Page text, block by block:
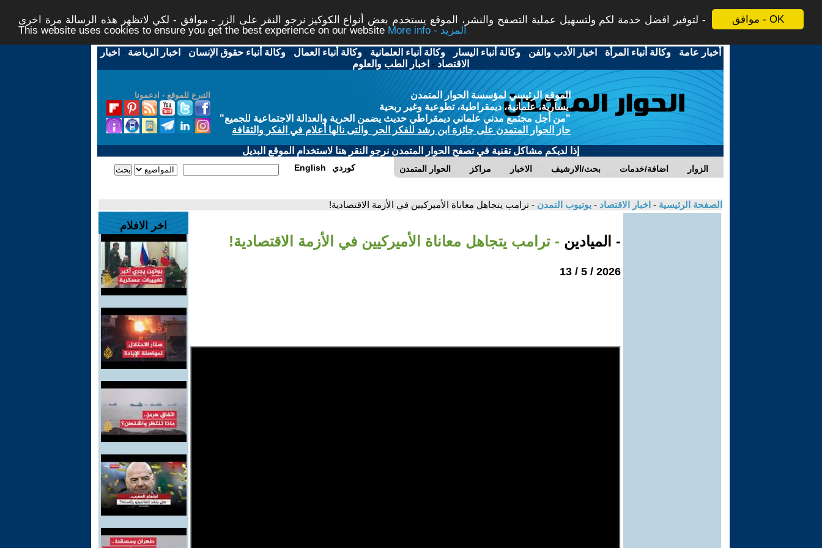
موافق - OK
لتوفير افضل خدمة لكم ولتسهيل عملية التصفح والنشر، الموقع يستخدم بعض أنواع الكوكيز نرجو النقر على الزر - موافق - لكي لاتظهر هذه الرسالة مرة اخرى -
This website uses cookies to ensure you get the best experience on our website
More info - المزيد
أخبار عامة -وكالة أنباء المرأة - اخبار الأدب والفن -وكالة أنباء اليسار -وكالة أنباء العلمانية -وكالة أنباء العمال -وكالة أنباء حقوق الإنسان - اخبار الرياضة - اخبار
الاقتصاد - اخبار الطب والعلوم
التبرع للموقع - ادعمونا
الموقع الرئيسي لمؤسسة الحوار المتمدن
يسارية، علمانية، ديمقراطية، تطوعية وغير ربحية
"من أجل مجتمع مدني علماني ديمقراطي حديث يضمن الحرية والعدالة الاجتماعية للجميع"
حاز الحوار المتمدن على جائزة ابن رشد للفكر الحر والتى نالها أعلام في الفكر والثقافة
إذا لديكم مشاكل تقنية في تصفح الحوار المتمدن نرجو النقر هنا لاستخدام الموقع البديل
الحوار المتمدن مراكز الاخبار بحث/الارشيف اضافة/خدمات الزوار English كوردي
الصفحة الرئيسية - اخبار الاقتصاد - يوتيوب التمدن - ترامب يتجاهل معاناة الأميركيين في الأزمة الاقتصادية!
- الميادين - ترامب يتجاهل معاناة الأميركيين في الأزمة الاقتصادية!
2026 / 5 / 13
اخر الافلام